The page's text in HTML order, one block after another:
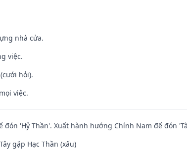
nhà cửa.
việc.
hỏi).
việc.
'Hỷ Thần'. Xuất hành hướng Chính Nam để đón
gặp Hạc Thần (xấu)